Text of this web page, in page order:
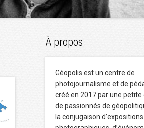
À propos
Géopolis est un centre de
photojournalisme et de
créé en 2017 par une petite
de passionnés de
la conjugaison d’expositions